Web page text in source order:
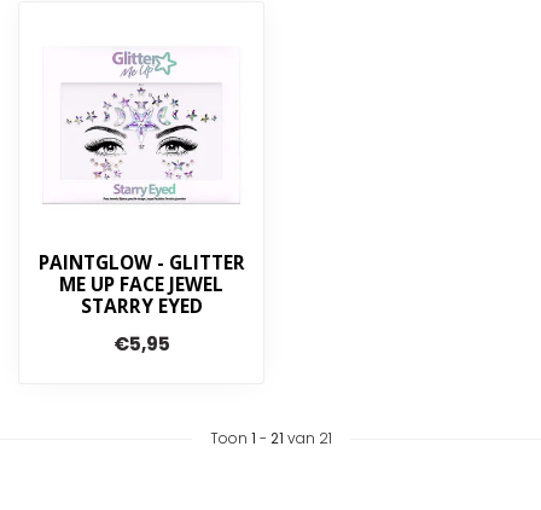
PAINTGLOW - GLITTER
ME UP FACE JEWEL
STARRY EYED
€5,95
Toon 1 - 21 van 21